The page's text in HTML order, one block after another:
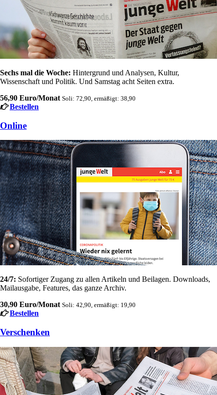
Sechs mal die Woche: Hintergrund und Analysen, Kultur,
Wissenschaft und Politik. Und Samstag acht Seiten extra.
56,90 Euro/Monat Soli: 72,90, ermäßigt: 38,90
Bestellen
Online
24/7: Sofortiger Zugang zu allen Artikeln und Beilagen. Downloads,
Mailausgabe, Features, das ganze Archiv.
30,90 Euro/Monat Soli: 42,90, ermäßigt: 19,90
Bestellen
Verschenken